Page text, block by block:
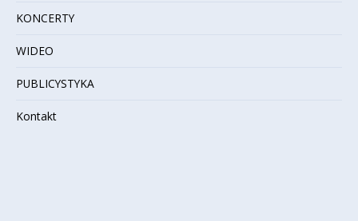
KONCERTY
WIDEO
PUBLICYSTYKA
Kontakt